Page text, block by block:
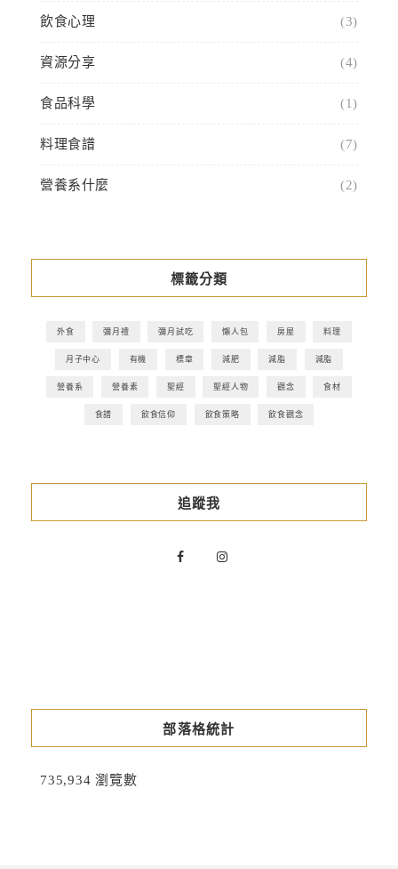
飲食心理 (3)
資源分享 (4)
食品科學 (1)
料理食譜 (7)
營養系什麼 (2)
標籤分類
外食 彌月禮 彌月試吃 懶人包 房屋 料理
月子中心 有機 標章 減肥 減脂 減脂
營養系 營養素 聖經 聖經人物 觀念 食材
食譜 飲食信仰 飲食策略 飲食觀念
追蹤我
部落格統計
735,934 瀏覽數